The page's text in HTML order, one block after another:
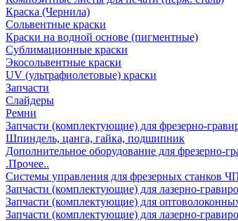
Краска (Чернила)
Сольвентные краски
Краски на водной основе (пигментные)
Сублимационные краски
Экосольвентные краски
UV (ультрафиолетовые) краски
Запчасти
Слайдеры
Ремни
Запчасти (комплектующие) для фрезерно-
Шпиндель, цанга, гайка, подшипник
Дополнительное оборудование для фрезерно-
.Прочее..
Системы управления для фрезерных станков
Запчасти (комплектующие) для лазерно-
Запчасти (комплектующие) для
Запчасти (комплектующие) для лазерно-